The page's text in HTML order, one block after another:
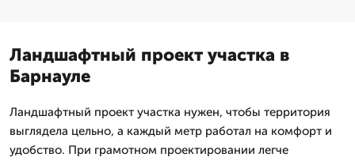
Ландшафтный проект участка в
Барнауле
Ландшафтный проект участка нужен, чтобы территория
выглядела цельно, а каждый метр работал на комфорт и
удобство. При грамотном проектировании легче